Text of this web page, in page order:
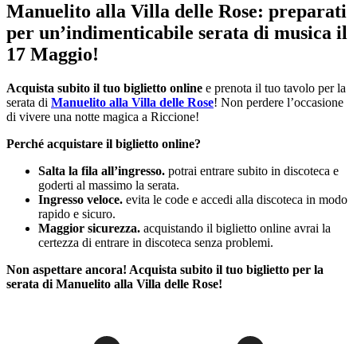
Manuelito alla Villa delle Rose: preparati
per un’indimenticabile serata di musica il
17 Maggio!
Acquista subito il tuo biglietto online e prenota il tuo tavolo per la
serata di Manuelito alla Villa delle Rose! Non perdere l’occasione
di vivere una notte magica a Riccione!
Perché acquistare il biglietto online?
Salta la fila all’ingresso. potrai entrare subito in discoteca e
goderti al massimo la serata.
Ingresso veloce. evita le code e accedi alla discoteca in modo
rapido e sicuro.
Maggior sicurezza. acquistando il biglietto online avrai la
certezza di entrare in discoteca senza problemi.
Non aspettare ancora! Acquista subito il tuo biglietto per la
serata di Manuelito alla Villa delle Rose!